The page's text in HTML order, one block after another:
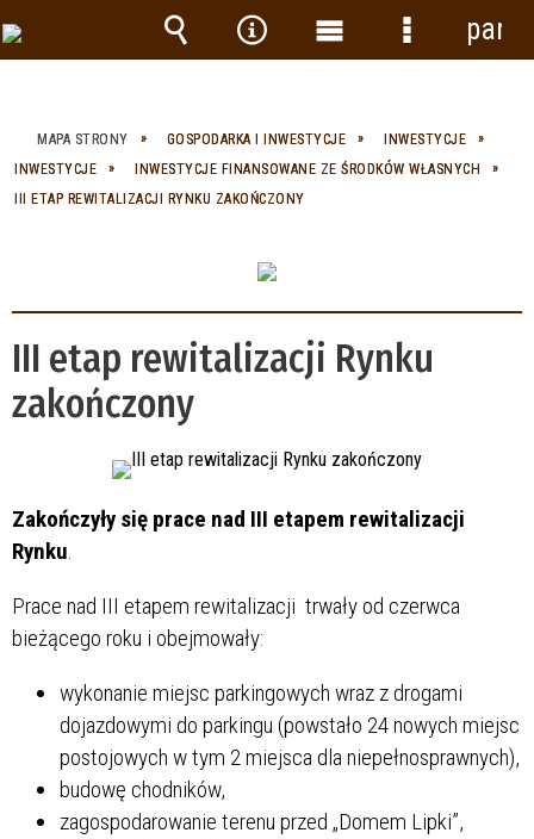
MAPA STRONY GOSPODARKA I INWESTYCJE
INWESTYCJE
INWESTYCJE
INWESTYCJE FINANSOWANE ZE ŚRODKÓW WŁASNYCH
III ETAP REWITALIZACJI RYNKU ZAKOŃCZONY
III etap rewitalizacji Rynku
zakończony
Zakończyły się prace nad III etapem rewitalizacji
Rynku.
Prace nad III etapem rewitalizacji trwały od czerwca
bieżącego roku i obejmowały:
wykonanie miejsc parkingowych wraz z drogami
dojazdowymi do parkingu (powstało 24 nowych miejsc
postojowych w tym 2 miejsca dla niepełnosprawnych),
budowę chodników,
zagospodarowanie terenu przed „Domem Lipki”,
Wyszukiwarka
Narzędzia
Menu Menu
panel